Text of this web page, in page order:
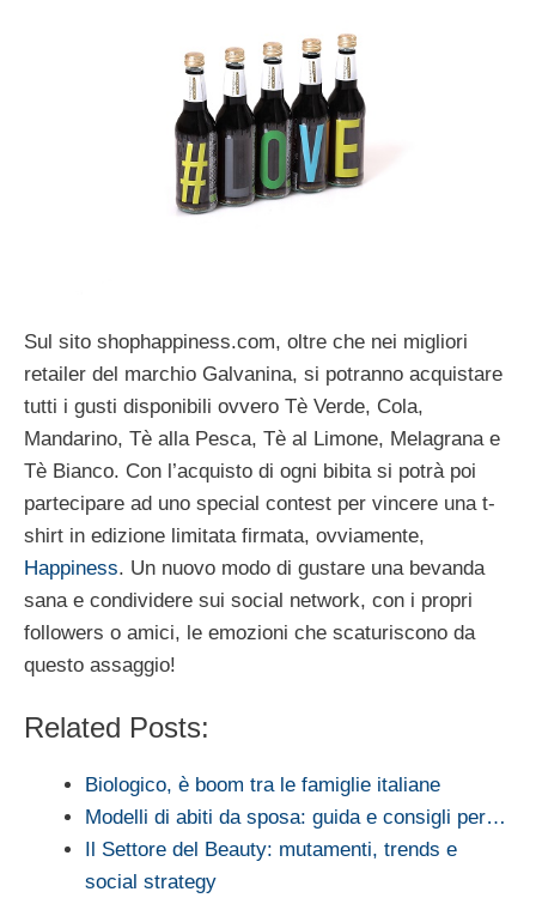
Sul sito shophappiness.com, oltre che nei migliori
retailer del marchio Galvanina, si potranno acquistare
tutti i gusti disponibili ovvero Tè Verde, Cola,
Mandarino, Tè alla Pesca, Tè al Limone, Melagrana e
Tè Bianco. Con l’acquisto di ogni bibita si potrà poi
partecipare ad uno special contest per vincere una t-
shirt in edizione limitata firmata, ovviamente,
Happiness. Un nuovo modo di gustare una bevanda
sana e condividere sui social network, con i propri
followers o amici, le emozioni che scaturiscono da
questo assaggio!
Related Posts:
Biologico, è boom tra le famiglie italiane
Modelli di abiti da sposa: guida e consigli per…
Il Settore del Beauty: mutamenti, trends e
social strategy